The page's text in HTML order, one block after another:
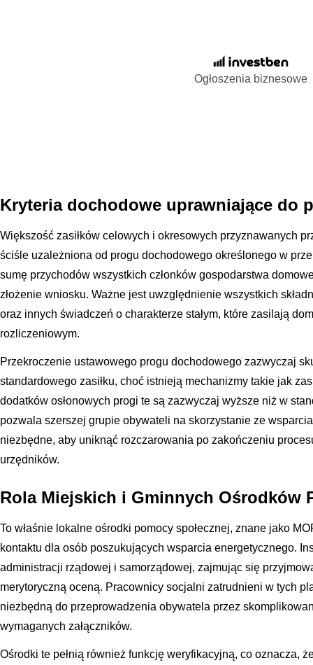
Ogłoszenia biznesowe
Kryteria dochodowe uprawniające do
Większość zasiłków celowych i okresowych przyznawanych
ściśle uzależniona od progu dochodowego określonego w
sumę przychodów wszystkich członków gospodarstwa
złożenie wniosku. Ważne jest uwzględnienie wszystkich
oraz innych świadczeń o charakterze stałym, które zasilają
rozliczeniowym.
Przekroczenie ustawowego progu dochodowego zazwyczaj
standardowego zasiłku, choć istnieją mechanizmy takie jak
dodatków osłonowych progi te są zazwyczaj wyższe niż w
pozwala szerszej grupie obywateli na skorzystanie ze
niezbędne, aby uniknąć rozczarowania po zakończeniu
urzędników.
Rola Miejskich i Gminnych Ośrodków
To właśnie lokalne ośrodki pomocy społecznej, znane jako
kontaktu dla osób poszukujących wsparcia energetycznego.
administracji rządowej i samorządowej, zajmując się
merytoryczną oceną. Pracownicy socjalni zatrudnieni w tych
niezbędną do przeprowadzenia obywatela przez
wymaganych załączników.
Ośrodki te pełnią również funkcję weryfikacyjną, co oznacza,